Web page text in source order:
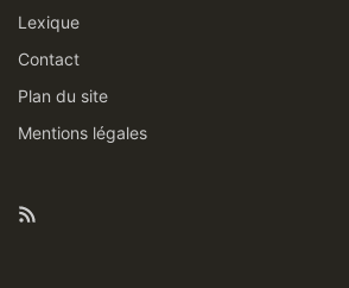
Lexique
Contact
Plan du site
Mentions légales
Feed RSS